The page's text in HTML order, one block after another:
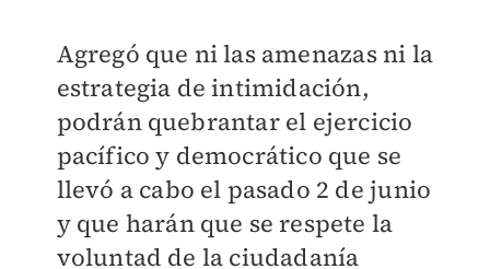
Agregó que ni las amenazas ni la
estrategia de intimidación,
podrán quebrantar el ejercicio
pacífico y democrático que se
llevó a cabo el pasado 2 de junio
y que harán que se respete la
voluntad de la ciudadanía